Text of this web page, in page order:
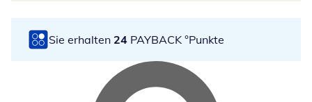
Sie erhalten 24 PAYBACK °Punkte